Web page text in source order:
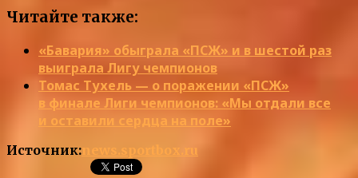
Читайте также:
«Бавария» обыграла «ПСЖ» и в шестой раз
выиграла Лигу чемпионов
Томас Тухель — о поражении «ПСЖ»
в финале Лиги чемпионов: «Мы отдали все
и оставили сердца на поле»
Источник:news.sportbox.ru